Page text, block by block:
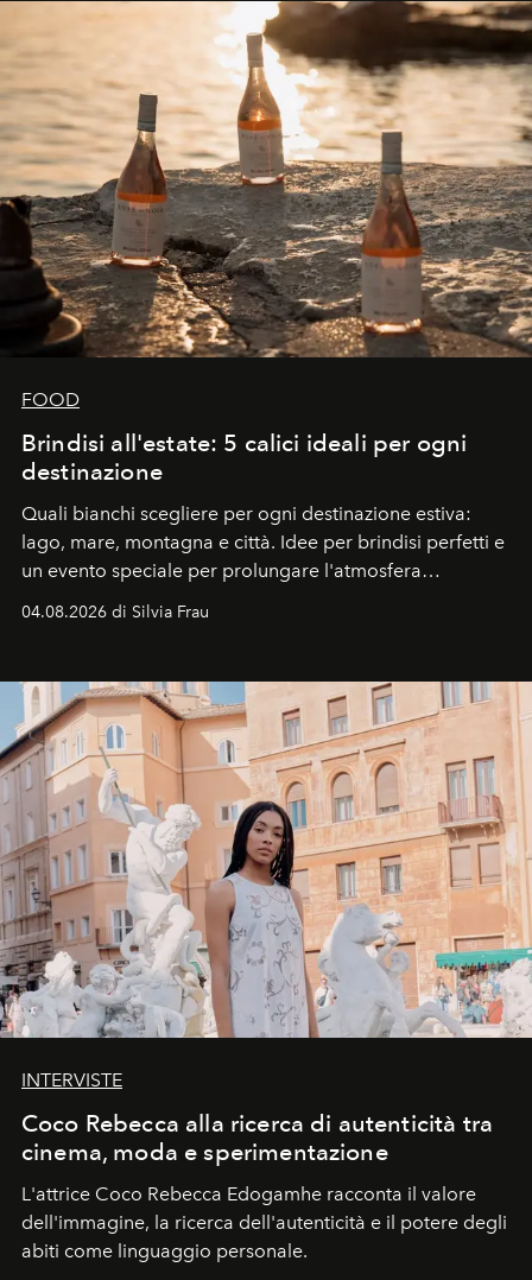
FOOD
Brindisi all'estate: 5 calici ideali per ogni
destinazione
Quali bianchi scegliere per ogni destinazione estiva:
lago, mare, montagna e città. Idee per brindisi perfetti e
un evento speciale per prolungare l'atmosfera
04.08.2026 di Silvia Frau
INTERVISTE
Coco Rebecca alla ricerca di autenticità tra
cinema, moda e sperimentazione
L'attrice Coco Rebecca Edogamhe racconta il valore
dell'immagine, la ricerca dell'autenticità e il potere degli
abiti come linguaggio personale.